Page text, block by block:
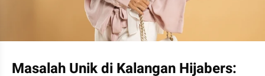
Masalah Unik di Kalangan Hijabers: